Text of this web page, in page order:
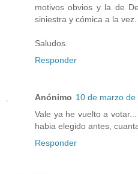
motivos obvios y la de
siniestra y cómica a la vez.
Saludos.
Responder
Anónimo 10 de marzo
Vale ya he vuelto a
habia elegido antes,
Responder